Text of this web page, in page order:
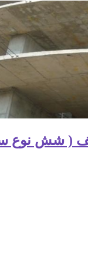
( شش نوع